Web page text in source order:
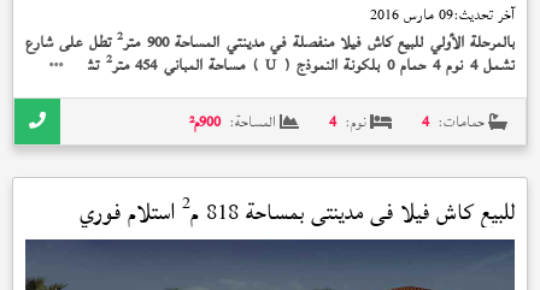
آخر تحديث:09 مارس 2016
بالمرحلة الأولي للبيع كاش فيلا منفصلة في مدينتي المساحة 900 متر 2تطل على شارع
تشمل 4 نوم 4 حمام 0 بلكونة النموذج ( U) مساحة المباني 454 متر 2 تشطيب خاص
حمامات: 4 نوم: 4 المساحة: 900م²
للبيع كاش فيلا فيمدينتيبمساحة 818 م 2 استلام فوري